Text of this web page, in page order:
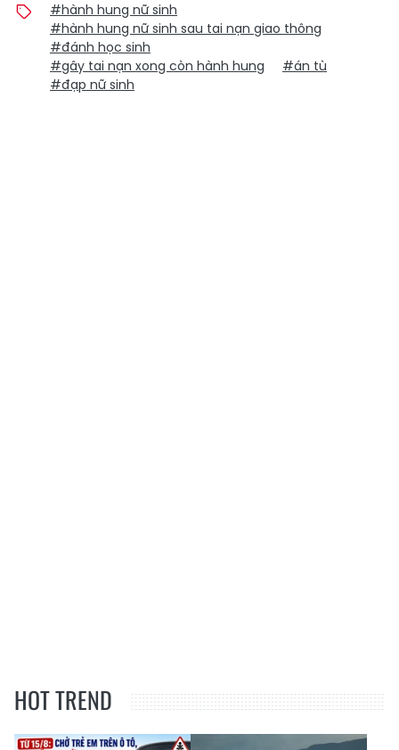
#hành hung nữ sinh
#hành hung nữ sinh sau tai nạn giao thông
#đánh học sinh
#gây tai nạn xong còn hành hung
#án tù
#đạp nữ sinh
HOT TREND